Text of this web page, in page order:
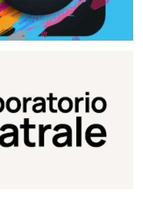
Teatrale
del Teatro Eduardo de Filippo
Continua